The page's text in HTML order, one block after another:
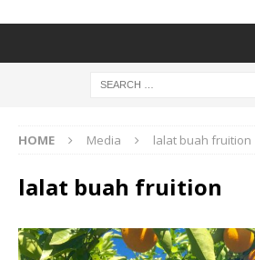
HOME Media lalat buah fruition
lalat buah fruition